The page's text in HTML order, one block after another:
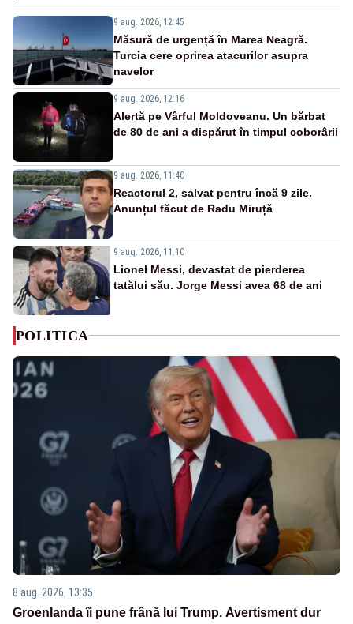
9 aug. 2026, 12:45
Măsură de urgență în Marea Neagră.
Turcia cere oprirea atacurilor asupra
navelor
9 aug. 2026, 12:16
Alertă pe Vârful Moldoveanu. Un bărbat
de 80 de ani a dispărut în timpul coborârii
9 aug. 2026, 11:40
Reactorul 2, salvat pentru încă 9 zile.
Anunțul făcut de Radu Miruță
9 aug. 2026, 11:10
Lionel Messi, devastat de pierderea
tatălui său. Jorge Messi avea 68 de ani
POLITICA
8 aug. 2026, 13:35
Groenlanda îi pune frână lui Trump. Avertisment dur